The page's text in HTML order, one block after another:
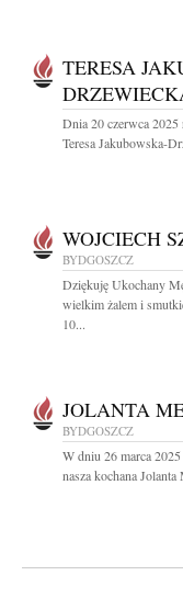
TERESA
Dnia 20 czerwca
Teresa Jakubowska-
WOJCIECH
BYDGOSZCZ
Dziękuję Ukochany
wielkim żalem i
10...
JOLANTA
BYDGOSZCZ
W dniu 26 marca
nasza kochana